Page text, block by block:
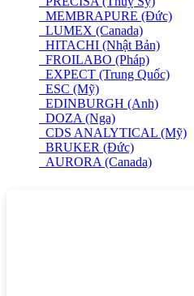
MEMBRAPURE (Đức)
LUMEX (Canada)
HITACHI (Nhật Bản)
FROILABO (Pháp)
EXPECT (Trung Quốc)
ESC (Mỹ)
EDINBURGH (Anh)
DOZA (Nga)
CDS ANALYTICAL (Mỹ)
BRUKER (Đức)
AURORA (Canada)